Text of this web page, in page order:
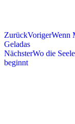
ZurückVorigerWenn
Geladas
NächsterWo die
beginnt